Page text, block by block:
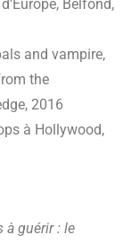
Belfond,
and vampire,
the
2016
à Hollywood,
à guérir : le